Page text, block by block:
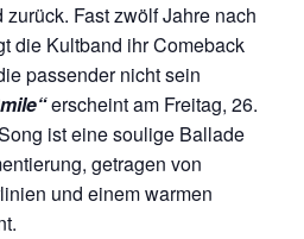
Fast zwölf Jahre nach
die Kultband ihr Comeback
passender nicht sein
erscheint am Freitag, 26.
ist eine soulige Ballade
getragen von
und einem warmen